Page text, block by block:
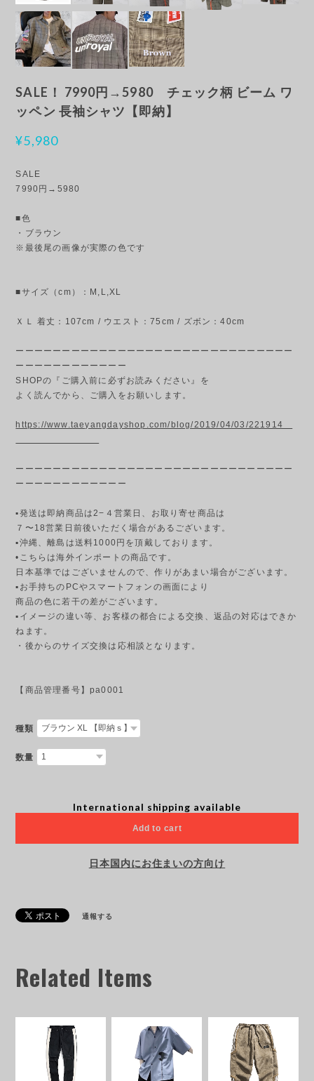
SALE！ 7990円→5980 チェック柄 ビーム ワ
ッペン 長袖シャツ【即納】
¥5,980
SALE
7990円→5980
■色
・ブラウン
※最後尾の画像が実際の色です
■サイズ（cm）：M,L,XL
ＸＬ 着丈：107cm / ウエスト：75cm / ズボン：40cm
ーーーーーーーーーーーーーーーーーーーーーーーーーーーーーー
ーーーーーーーーーーーー
SHOPの『ご購入前に必ずお読みください』を
よく読んでから、ご購入をお願いします。
https://www.taeyangdayshop.com/blog/2019/04/03/221914
ーーーーーーーーーーーーーーーーーーーーーーーーーーーーーー
ーーーーーーーーーーーー
▪発送は即納商品は2−４営業日、お取り寄せ商品は
７〜18営業日前後いただく場合があるございます。
▪︎沖縄、離島は送料1000円を頂戴しております。
•こちらは海外インポートの商品です。
日本基準ではございませんので、作りがあまい場合がございます。
▪︎お手持ちのPCやスマートフォンの画面により
商品の色に若干の差がございます。
▪︎イメージの違い等、お客様の都合による交換、返品の対応はできか
ねます。
・後からのサイズ交換は応相談となります。
【商品管理番号】pa0001
種類
数量
International shipping available
Add to cart
日本国内にお住まいの方向け
通報する
Related Items